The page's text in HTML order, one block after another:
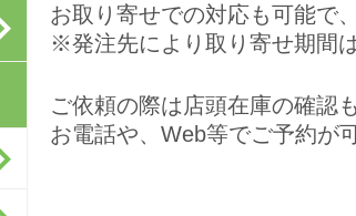
お取り寄せでの対応も可能で
※発注先により取り寄せ期間
ご依頼の際は店頭在庫の確認
お電話や、Web等でご予約が